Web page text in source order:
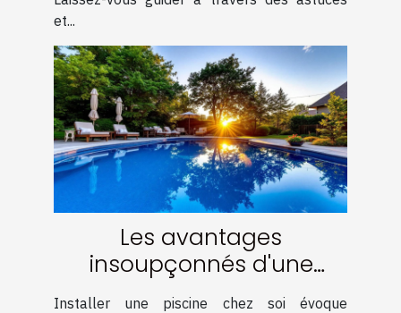
et...
Les avantages
insoupçonnés d'une
piscine chez soi
Installer une piscine chez soi évoque